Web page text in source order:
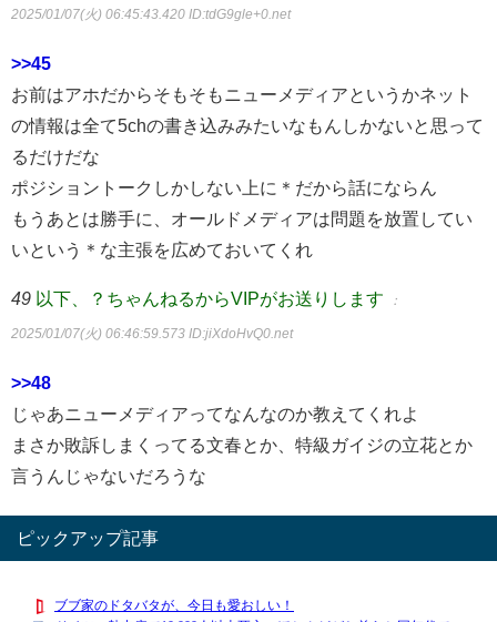
2025/01/07(火) 06:45:43.420 ID:tdG9gle+0.net
>>45
お前はアホだからそもそもニューメディアというかネット
の情報は全て5chの書き込みみたいなもんしかないと思って
るだけだな
ポジショントークしかしない上に＊だから話にならん
もうあとは勝手に、オールドメディアは問題を放置してい
いという＊な主張を広めておいてくれ
49 以下、？ちゃんねるからVIPがお送りします ：
2025/01/07(火) 06:46:59.573 ID:jiXdoHvQ0.net
>>48
じゃあニューメディアってなんなのか教えてくれよ
まさか敗訴しまくってる文春とか、特級ガイジの立花とか
言うんじゃないだろうな
ピックアップ記事